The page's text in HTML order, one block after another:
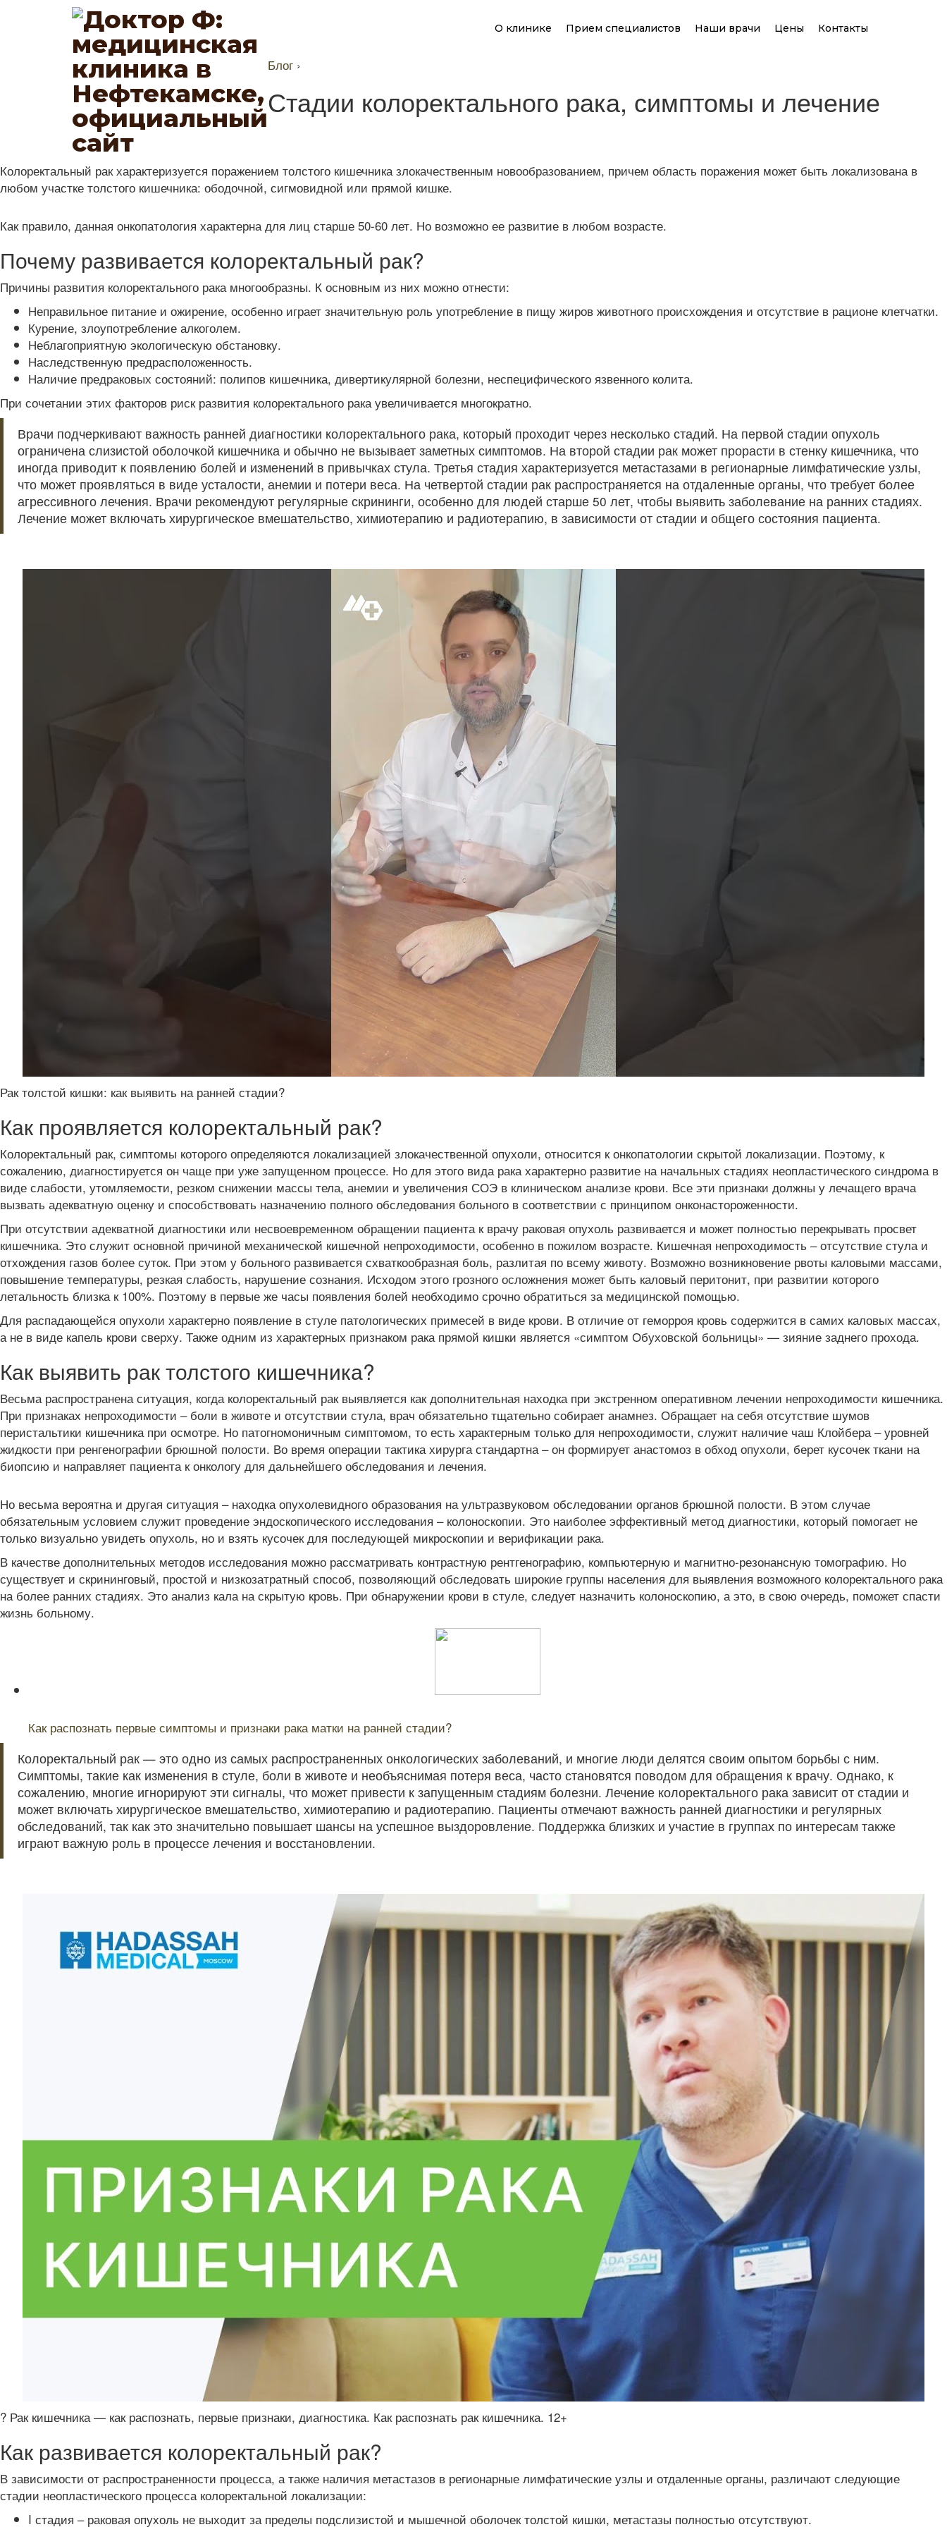
О клинике Прием специалистов Наши врачи Цены Контакты
Блог ›
Стадии колоректального рака, симптомы и лечение
Колоректальный рак характеризуется поражением толстого кишечника злокачественным новообразованием, причем область поражения может быть локализована в
любом участке толстого кишечника: ободочной, сигмовидной или прямой кишке.
Как правило, данная онкопатология характерна для лиц старше 50-60 лет. Но возможно ее развитие в любом возрасте.
Почему развивается колоректальный рак?
Причины развития колоректального рака многообразны. К основным из них можно отнести:
Неправильное питание и ожирение, особенно играет значительную роль употребление в пищу жиров животного происхождения и отсутствие в рационе клетчатки.
Курение, злоупотребление алкоголем.
Неблагоприятную экологическую обстановку.
Наследственную предрасположенность.
Наличие предраковых состояний: полипов кишечника, дивертикулярной болезни, неспецифического язвенного колита.
При сочетании этих факторов риск развития колоректального рака увеличивается многократно.
Врачи подчеркивают важность ранней диагностики колоректального рака, который проходит через несколько стадий. На первой стадии опухоль
ограничена слизистой оболочкой кишечника и обычно не вызывает заметных симптомов. На второй стадии рак может прорасти в стенку кишечника, что
иногда приводит к появлению болей и изменений в привычках стула. Третья стадия характеризуется метастазами в регионарные лимфатические узлы,
что может проявляться в виде усталости, анемии и потери веса. На четвертой стадии рак распространяется на отдаленные органы, что требует более
агрессивного лечения. Врачи рекомендуют регулярные скрининги, особенно для людей старше 50 лет, чтобы выявить заболевание на ранних стадиях.
Лечение может включать хирургическое вмешательство, химиотерапию и радиотерапию, в зависимости от стадии и общего состояния пациента.
Рак толстой кишки: как выявить на ранней стадии?
Как проявляется колоректальный рак?
Колоректальный рак, симптомы которого определяются локализацией злокачественной опухоли, относится к онкопатологии скрытой локализации. Поэтому, к
сожалению, диагностируется он чаще при уже запущенном процессе. Но для этого вида рака характерно развитие на начальных стадиях неопластического синдрома в
виде слабости, утомляемости, резком снижении массы тела, анемии и увеличения СОЭ в клиническом анализе крови. Все эти признаки должны у лечащего врача
вызвать адекватную оценку и способствовать назначению полного обследования больного в соответствии с принципом онконастороженности.
При отсутствии адекватной диагностики или несвоевременном обращении пациента к врачу раковая опухоль развивается и может полностью перекрывать просвет
кишечника. Это служит основной причиной механической кишечной непроходимости, особенно в пожилом возрасте. Кишечная непроходимость – отсутствие стула и
отхождения газов более суток. При этом у больного развивается схваткообразная боль, разлитая по всему животу. Возможно возникновение рвоты каловыми массами,
повышение температуры, резкая слабость, нарушение сознания. Исходом этого грозного осложнения может быть каловый перитонит, при развитии которого
летальность близка к 100%. Поэтому в первые же часы появления болей необходимо срочно обратиться за медицинской помощью.
Для распадающейся опухоли характерно появление в стуле патологических примесей в виде крови. В отличие от геморроя кровь содержится в самих каловых массах,
а не в виде капель крови сверху. Также одним из характерных признаком рака прямой кишки является «симптом Обуховской больницы» — зияние заднего прохода.
Как выявить рак толстого кишечника?
Весьма распространена ситуация, когда колоректальный рак выявляется как дополнительная находка при экстренном оперативном лечении непроходимости кишечника.
При признаках непроходимости – боли в животе и отсутствии стула, врач обязательно тщательно собирает анамнез. Обращает на себя отсутствие шумов
перистальтики кишечника при осмотре. Но патогномоничным симптомом, то есть характерным только для непроходимости, служит наличие чаш Клойбера – уровней
жидкости при ренгенографии брюшной полости. Во время операции тактика хирурга стандартна – он формирует анастомоз в обход опухоли, берет кусочек ткани на
биопсию и направляет пациента к онкологу для дальнейшего обследования и лечения.
Но весьма вероятна и другая ситуация – находка опухолевидного образования на ультразвуковом обследовании органов брюшной полости. В этом случае
обязательным условием служит проведение эндоскопического исследования – колоноскопии. Это наиболее эффективный метод диагностики, который помогает не
только визуально увидеть опухоль, но и взять кусочек для последующей микроскопии и верификации рака.
В качестве дополнительных методов исследования можно рассматривать контрастную рентгенографию, компьютерную и магнитно-резонансную томографию. Но
существует и скрининговый, простой и низкозатратный способ, позволяющий обследовать широкие группы населения для выявления возможного колоректального рака
на более ранних стадиях. Это анализ кала на скрытую кровь. При обнаружении крови в стуле, следует назначить колоноскопию, а это, в свою очередь, поможет спасти
жизнь больному.
Как распознать первые симптомы и признаки рака матки на ранней стадии?
Колоректальный рак — это одно из самых распространенных онкологических заболеваний, и многие люди делятся своим опытом борьбы с ним.
Симптомы, такие как изменения в стуле, боли в животе и необъяснимая потеря веса, часто становятся поводом для обращения к врачу. Однако, к
сожалению, многие игнорируют эти сигналы, что может привести к запущенным стадиям болезни. Лечение колоректального рака зависит от стадии и
может включать хирургическое вмешательство, химиотерапию и радиотерапию. Пациенты отмечают важность ранней диагностики и регулярных
обследований, так как это значительно повышает шансы на успешное выздоровление. Поддержка близких и участие в группах по интересам также
играют важную роль в процессе лечения и восстановлении.
? Рак кишечника — как распознать, первые признаки, диагностика. Как распознать рак кишечника. 12+
Как развивается колоректальный рак?
В зависимости от распространенности процесса, а также наличия метастазов в регионарные лимфатические узлы и отдаленные органы, различают следующие
стадии неопластического процесса колоректальной локализации:
I стадия – раковая опухоль не выходит за пределы подслизистой и мышечной оболочек толстой кишки, метастазы полностью отсутствуют.